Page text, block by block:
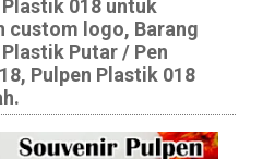
018 untuk
custom logo, Barang
Putar / Pen
Pulpen Plastik 018